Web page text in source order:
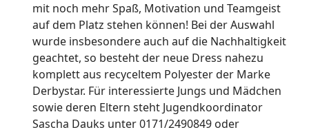
mit noch mehr Spaß, Motivation und Teamgeist
auf dem Platz stehen können! Bei der Auswahl
wurde insbesondere auch auf die Nachhaltigkeit
geachtet, so besteht der neue Dress nahezu
komplett aus recyceltem Polyester der Marke
Derbystar. Für interessierte Jungs und Mädchen
sowie deren Eltern steht Jugendkoordinator
Sascha Dauks unter 0171/2490849 oder